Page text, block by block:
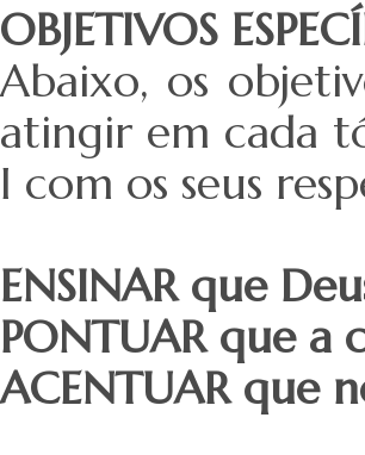
OBJETIVOS
Abaixo, os
atingir em cada
I com os seus
ENSINAR que
PONTUAR que a
ACENTUAR que